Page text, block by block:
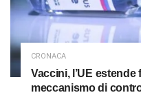
CRONACA
Vaccini, l’UE estende
meccanismo di